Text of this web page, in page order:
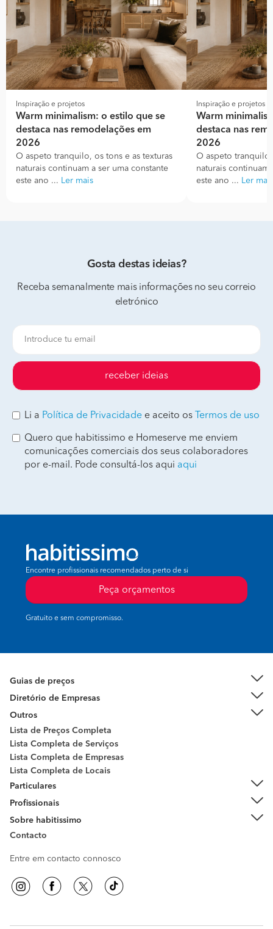
Inspiração e projetos
Warm minimalism: o estilo que se
destaca nas remodelações em
2026
O aspeto tranquilo, os tons e as texturas
naturais continuam a ser uma constante
este ano ... Ler mais
Inspiração e projetos
Warm
destaca nas
2026
O aspeto
naturais continuam
este ano ... Ler mais
Gosta destas ideias?
Receba semanalmente mais informações no seu correio
eletrónico
receber ideias
Li a Política de Privacidade e aceito os Termos de uso
Quero que habitissimo e Homeserve me enviem
comunicações comerciais dos seus colaboradores
por e-mail. Pode consultá-los aqui aqui
Encontre profissionais recomendados perto de si
Peça orçamentos
Gratuito e sem compromisso.
Guias de preços
Diretório de Empresas
Outros
Lista de Preços Completa
Lista Completa de Serviços
Lista Completa de Empresas
Lista Completa de Locais
Particulares
Profissionais
Sobre habitissimo
Contacto
Entre em contacto connosco